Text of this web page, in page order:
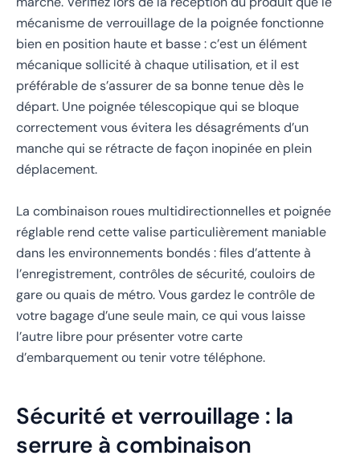
mécanisme de verrouillage de la poignée fonctionne
bien en position haute et basse : c’est un élément
mécanique sollicité à chaque utilisation, et il est
préférable de s’assurer de sa bonne tenue dès le
départ. Une poignée télescopique qui se bloque
correctement vous évitera les désagréments d’un
manche qui se rétracte de façon inopinée en plein
déplacement.
La combinaison roues multidirectionnelles et poignée
réglable rend cette valise particulièrement maniable
dans les environnements bondés : files d’attente à
l’enregistrement, contrôles de sécurité, couloirs de
gare ou quais de métro. Vous gardez le contrôle de
votre bagage d’une seule main, ce qui vous laisse
l’autre libre pour présenter votre carte
d’embarquement ou tenir votre téléphone.
Sécurité et verrouillage : la
serrure à combinaison